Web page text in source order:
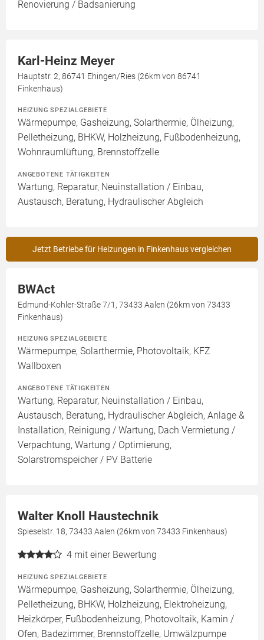
Renovierung / Badsanierung
Karl-Heinz Meyer
Hauptstr. 2, 86741 Ehingen/Ries (26km von 86741
Finkenhaus)
HEIZUNG SPEZIALGEBIETE
Wärmepumpe, Gasheizung, Solarthermie, Ölheizung,
Pelletheizung, BHKW, Holzheizung, Fußbodenheizung,
Wohnraumlüftung, Brennstoffzelle
ANGEBOTENE TÄTIGKEITEN
Wartung, Reparatur, Neuinstallation / Einbau,
Austausch, Beratung, Hydraulischer Abgleich
Jetzt Betriebe für Heizungen in Finkenhaus vergleichen
BWAct
Edmund-Kohler-Straße 7/1, 73433 Aalen (26km von 73433
Finkenhaus)
HEIZUNG SPEZIALGEBIETE
Wärmepumpe, Solarthermie, Photovoltaik, KFZ
Wallboxen
ANGEBOTENE TÄTIGKEITEN
Wartung, Reparatur, Neuinstallation / Einbau,
Austausch, Beratung, Hydraulischer Abgleich, Anlage &
Installation, Reinigung / Wartung, Dach Vermietung /
Verpachtung, Wartung / Optimierung,
Solarstromspeicher / PV Batterie
Walter Knoll Haustechnik
Spieselstr. 18, 73433 Aalen (26km von 73433 Finkenhaus)
4 mit einer Bewertung
HEIZUNG SPEZIALGEBIETE
Wärmepumpe, Gasheizung, Solarthermie, Ölheizung,
Pelletheizung, BHKW, Holzheizung, Elektroheizung,
Heizkörper, Fußbodenheizung, Photovoltaik, Kamin /
Ofen, Badezimmer, Brennstoffzelle, Umwälzpumpe